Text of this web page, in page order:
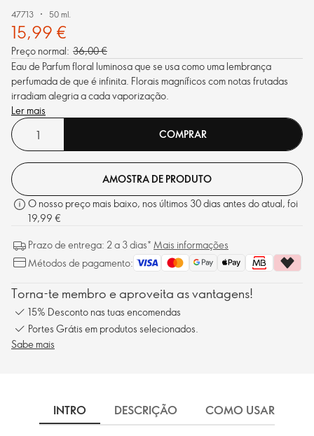
47713 50 ml.
15,99 €
Preço normal: 36,00 €
Eau de Parfum floral luminosa que se usa como uma lembrança
perfumada de que é infinita. Florais magníficos com notas frutadas
irradiam alegria a cada vaporização.
Ler mais
COMPRAR
AMOSTRA DE PRODUTO
O nosso preço mais baixo, nos últimos 30 dias antes do atual, foi
19,99 €
Prazo de entrega: 2 a 3 dias* Mais informações
Métodos de pagamento:
Torna-te membro e aproveita as vantagens!
15% Desconto nas tuas encomendas
Portes Grátis em produtos selecionados.
Sabe mais
INTRO DESCRIÇÃO COMO USAR